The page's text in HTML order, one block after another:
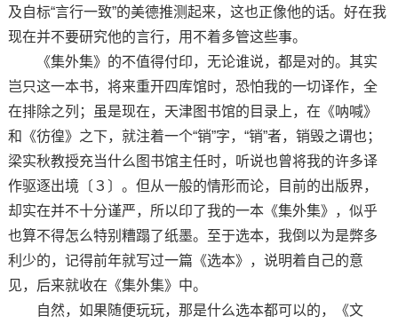
及自标“言行一致”的美德推测起来，这也正像他的话。好在我
现在并不要研究他的言行，用不着多管这些事。
《集外集》的不值得付印，无论谁说，都是对的。其实
岂只这一本书，将来重开四库馆时，恐怕我的一切译作，全
在排除之列；虽是现在，天津图书馆的目录上，在《呐喊》
和《彷徨》之下，就注着一个“销”字，“销”者，销毁之谓也；
梁实秋教授充当什么图书馆主任时，听说也曾将我的许多译
作驱逐出境〔３〕。但从一般的情形而论，目前的出版界，
却实在并不十分谨严，所以印了我的一本《集外集》，似乎
也算不得怎么特别糟蹋了纸墨。至于选本，我倒以为是弊多
利少的，记得前年就写过一篇《选本》，说明着自己的意
见，后来就收在《集外集》中。
自然，如果随便玩玩，那是什么选本都可以的，《文